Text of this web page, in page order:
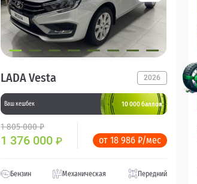
LADA Vesta 2026
Ваш кешбек 10 000 баллов
1 805 000 ₽
1 376 000₽ от 18 986 ₽/мес
Бензин Механическая Передний